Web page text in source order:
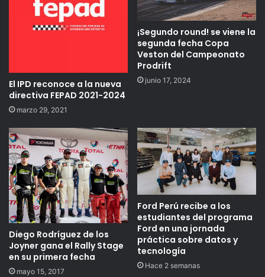
El IPD reconoce a la nueva
directiva FEPAD 2021-2024
marzo 29, 2021
¡Segundo round! se viene la
segunda fecha Copa
Veston del Campeonato
Prodrift
junio 17, 2024
Diego Rodríguez de los
Joyner gana el Rally Stage
en su primera fecha
mayo 15, 2017
Ford Perú recibe a los
estudiantes del programa
Ford en una jornada
práctica sobre datos y
tecnología
Hace 2 semanas